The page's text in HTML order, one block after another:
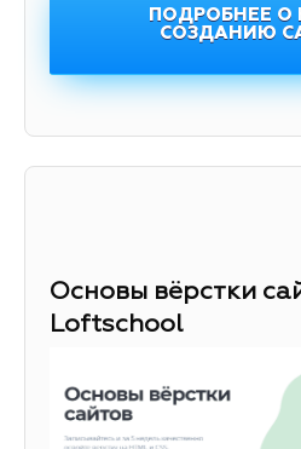
ПОДРОБНЕЕ О
СОЗДАНИЮ
Основы вёрстки
Loftschool